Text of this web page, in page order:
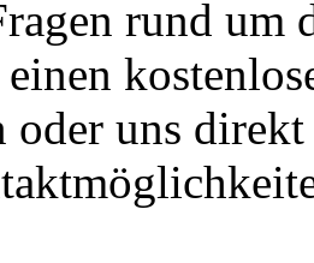
rund um
oder uns